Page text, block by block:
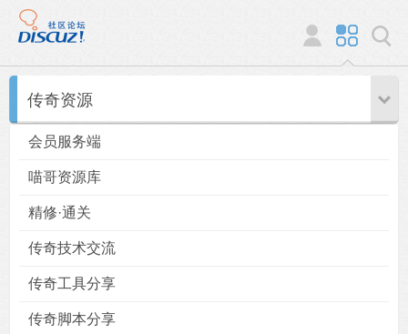
传奇资源
会员服务端
喵哥资源库
精修·通关
传奇技术交流
传奇工具分享
传奇脚本分享